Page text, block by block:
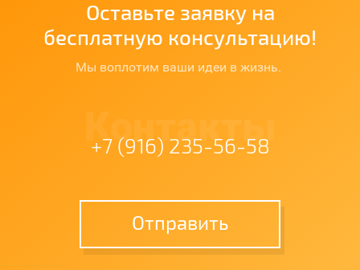
Оставьте заявку на
бесплатную консультацию!
Мы воплотим ваши идеи в жизнь.
Контакты
+7 (916) 235-56-58
Отправить